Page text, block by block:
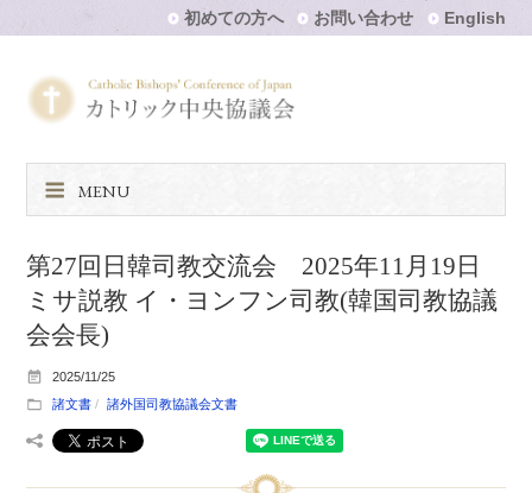
初めての方へ お問い合わせ English
MENU
第27回日韓司教交流会 2025年11月19日
ミサ説教 イ・ヨンフン司教(韓国司教協議
会会長)
2025/11/25
諸文書
諸外国司教協議会文書